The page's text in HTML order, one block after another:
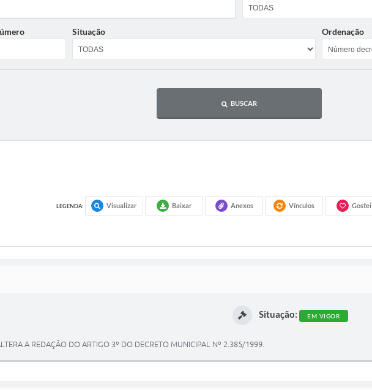
Situação Ordenação
BUSCAR
LEGENDA: Visualizar Baixar Anexos Vínculos Gostei
Situação: EM VIGOR
A REDAÇÃO DO ARTIGO 3º DO DECRETO MUNICIPAL Nº 2.385/1999.